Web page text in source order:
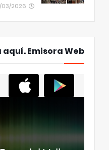
8/03/2026
aquí. Emisora Web